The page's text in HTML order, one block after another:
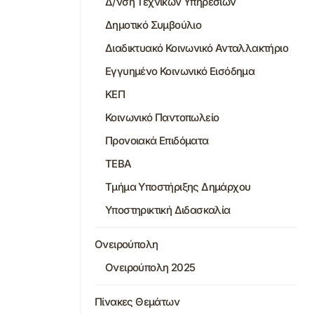
Δημοτικό Συμβούλιο
Διαδικτυακό Κοινωνικό Ανταλλακτήριο
Εγγυημένο Κοινωνικό Εισόδημα
ΚΕΠ
Κοινωνικό Παντοπωλείο
Προνοιακά Επιδόματα
ΤΕΒΑ
Τμήμα Υποστήριξης Δημάρχου
Υποστηρικτική Διδασκαλία
Ονειρούπολη
Ονειρούπολη 2025
Πίνακες Θεμάτων